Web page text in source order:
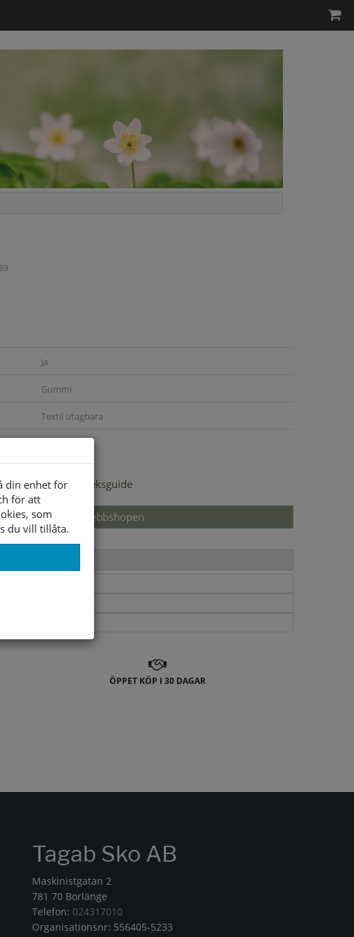
Ja
Gummi
Textil utagbara
Storleksguide
Slut i webbshopen
ÖPPET KÖP I 30 DAGAR
din enhet för
för att
som
du vill tillåta.
Tagab Sko AB
Maskinistgatan 2
781 70 Borlänge
Telefon: 024317010
Organisationsnr: 556405-5233